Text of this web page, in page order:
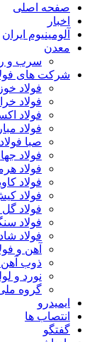
صفحه اصلی
اخبار
آلومینیوم ایران
معدن
سرب و
شرکت های
فولاد
فولاد
فولاد
فولاد
صبا
فولاد
فولاد
فولاد
فولاد
فولاد گل
فولاد
فولاد
آهن و
ذوب
نورد و
گروه
ایمیدرو
انتصاب ها
گفتگو